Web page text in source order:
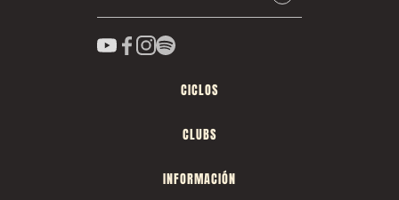
CICLOS
CLUBS
INFORMACIÓN